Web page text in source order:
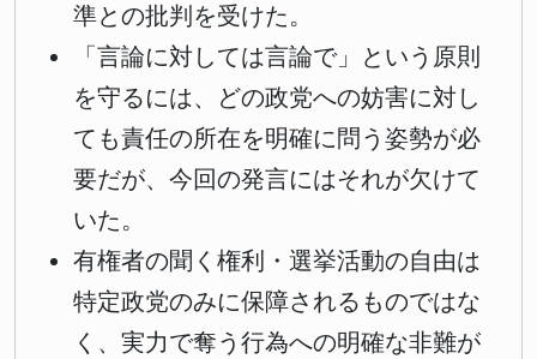
準との批判を受けた。
「言論に対しては言論で」という原則
を守るには、どの政党への妨害に対し
ても責任の所在を明確に問う姿勢が必
要だが、今回の発言にはそれが欠けて
いた。
有権者の聞く権利・選挙活動の自由は
特定政党のみに保障されるものではな
く、実力で奪う行為への明確な非難が